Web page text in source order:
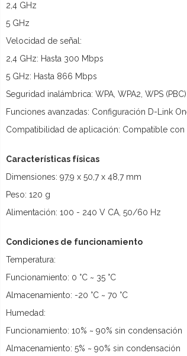
2,4 GHz
5 GHz
Velocidad de señal:
2,4 GHz: Hasta 300 Mbps
5 GHz: Hasta 866 Mbps
Seguridad inalámbrica: WPA, WPA2, WPS (PBC)
Funciones avanzadas: Configuración D-Link
Compatibilidad de aplicación: Compatible
Características físicas
Dimensiones: 97,9 x 50,7 x 48,7 mm
Peso: 120 g
Alimentación: 100 - 240 V CA, 50/60 Hz
Condiciones de funcionamiento
Temperatura:
Funcionamiento: 0 °C ~ 35 °C
Almacenamiento: -20 °C ~ 70 °C
Humedad:
Funcionamiento: 10% ~ 90% sin condensación
Almacenamiento: 5% ~ 90% sin condensación